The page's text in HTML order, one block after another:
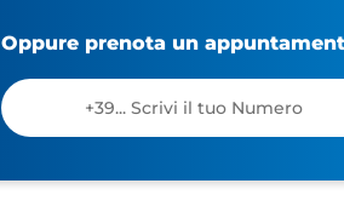
Oppure prenota un